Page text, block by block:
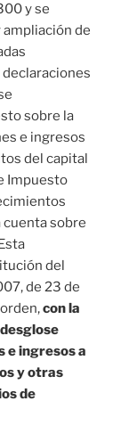
y se
de
sobre la
e ingresos
del capital
Impuesto
cuenta sobre
del
de 23 de
con la
e ingresos a
y otras
de